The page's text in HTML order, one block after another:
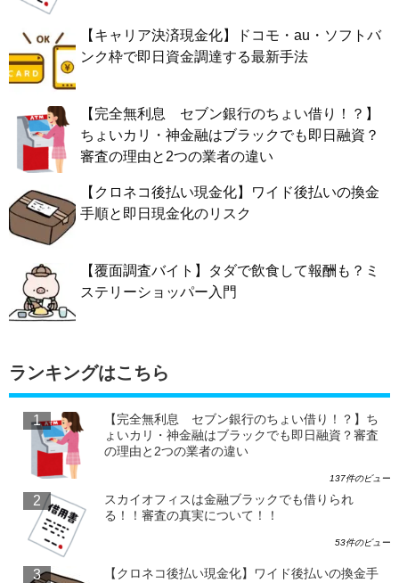
【キャリア決済現金化】ドコモ・au・ソフトバ
ンク枠で即日資金調達する最新手法
【完全無利息 セブン銀行のちょい借り！？】
ちょいカリ・神金融はブラックでも即日融資？
審査の理由と2つの業者の違い
【クロネコ後払い現金化】ワイド後払いの換金
手順と即日現金化のリスク
【覆面調査バイト】タダで飲食して報酬も？ミ
ステリーショッパー入門
ランキングはこちら
【完全無利息 セブン銀行のちょい借り！？】ち
ょいカリ・神金融はブラックでも即日融資？審査
の理由と2つの業者の違い
137件のビュー
スカイオフィスは金融ブラックでも借りられ
る！！審査の真実について！！
53件のビュー
【クロネコ後払い現金化】ワイド後払いの換金手